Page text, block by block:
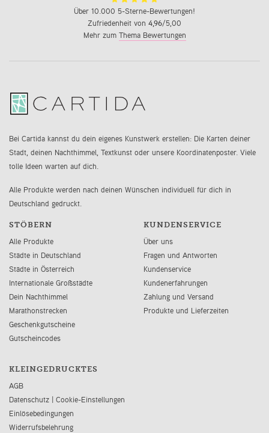
Über 10.000 5-Sterne-Bewertungen!
Zufriedenheit von 4,96/5,00
Mehr zum Thema Bewertungen
Bei Cartida kannst du dein eigenes Kunstwerk erstellen: Die Karten deiner
Stadt, deinen Nachthimmel, Textkunst oder unsere Koordinatenposter. Viele
tolle Ideen warten auf dich.
Alle Produkte werden nach deinen Wünschen individuell für dich in
Deutschland gedruckt.
STÖBERN
Alle Produkte
Städte in Deutschland
Städte in Österreich
Internationale Großstädte
Dein Nachthimmel
Marathonstrecken
Geschenkgutscheine
Gutscheincodes
KUNDENSERVICE
Über uns
Fragen und Antworten
Kundenservice
Kundenerfahrungen
Zahlung und Versand
Produkte und Lieferzeiten
KLEINGEDRUCKTES
AGB
Datenschutz | Cookie-Einstellungen
Einlösebedingungen
Widerrufsbelehrung